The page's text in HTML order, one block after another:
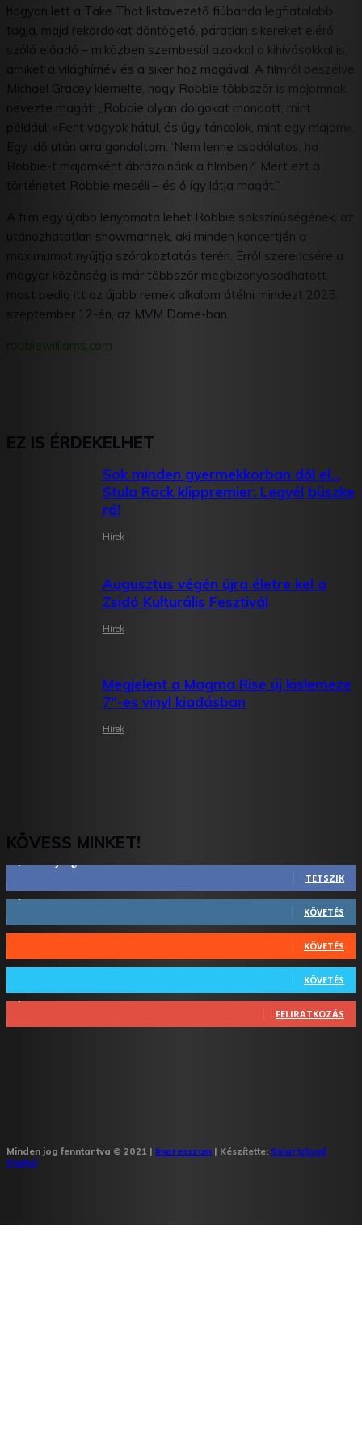
hogyan lett a Take That listavezető fiúbanda legfiatalabb
tagja, majd rekordokat döntögető, páratlan sikereket elérő
szóló előadó – miközben szembesül azokkal a kihívásokkal is,
amiket a világhírnév és a siker hoz magával. A filmről beszélve
Michael Gracey kiemelte, hogy Robbie többször is majomnak
nevezte magát: „Robbie olyan dolgokat mondott, mint
például: »Fent vagyok hátul, és úgy táncolok, mint egy majom«.
Egy idő után arra gondoltam: ‘Nem lenne csodálatos, ha
Robbie-t majomként ábrázolnánk a filmben?’ Mert ezt a
történetet Robbie meséli – és ő így látja magát.”
A film egy újabb lenyomata lehet Robbie sokszínűségének, az
utánozhatatlan showmannek, aki minden koncertjén a
maximumot nyújtja szórakoztatás terén. Erről szerencsére a
magyar közönség is már többször megbizonyosodhatott,
most pedig itt az újabb remek alkalom átélni mindezt 2025.
szeptember 12-én, az MVM Dome-ban.
robbiewilliams.com
EZ IS ÉRDEKELHET
Sok minden gyermekkorban dől el…
Stula Rock klippremier: Legyél büszke
rá!
Hírek
Augusztus végén újra életre kel a
Zsidó Kulturális Fesztivál
Hírek
Megjelent a Magma Rise új kislemeze
7″-es vinyl kiadásban
Hírek
KÖVESS MINKET!
TETSZIK
1,731 Követő
KÖVETÉS
44 Követő
KÖVETÉS
64 Követő
KÖVETÉS
1,348 Feliratkozó
FELIRATKOZÁS
Minden jog fenntartva © 2021 | Impresszum | Készítette: Smartcloud
Digital